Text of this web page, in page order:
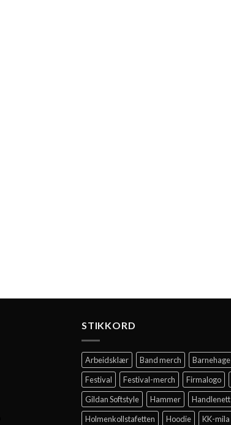
STIKKORD
Arbeidsklær Band merch Barnehage
Festival
Festival-merch Firmalogo
Gildan Softstyle
Hammer Handlenett
Holmenkollstafetten
Hoodie KK-mila